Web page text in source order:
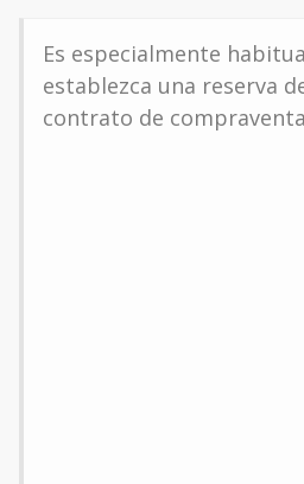
Es especialmente
establezca una reserva
contrato de